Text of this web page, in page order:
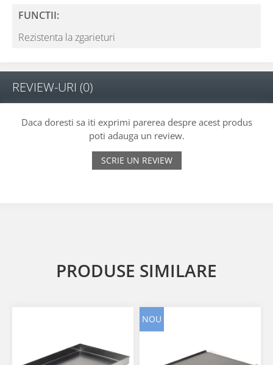
FUNCTII:
Rezistenta la zgarieturi
REVIEW-URI (0)
Daca doresti sa iti exprimi parerea despre acest produs
poti adauga un review.
SCRIE UN REVIEW
PRODUSE SIMILARE
NOU